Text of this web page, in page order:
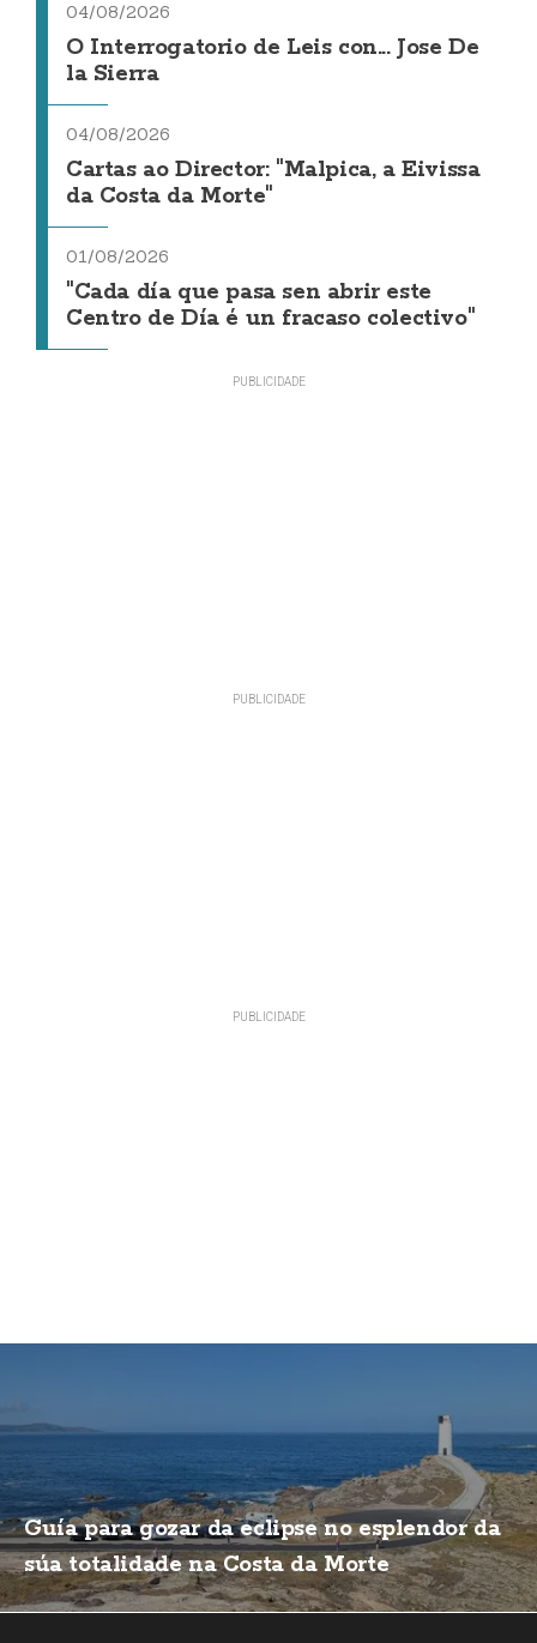
04/08/2026
O Interrogatorio de Leis con... Jose De
la Sierra
04/08/2026
Cartas ao Director: "Malpica, a Eivissa
da Costa da Morte"
01/08/2026
"Cada día que pasa sen abrir este
Centro de Día é un fracaso colectivo"
Guía para gozar da eclipse no esplendor da
súa totalidade na Costa da Morte